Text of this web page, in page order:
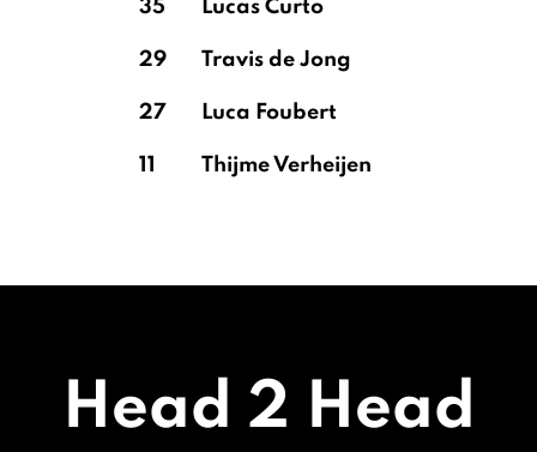
35 Lucas Curto
29 Travis de Jong
27 Luca Foubert
11 Thijme Verheijen
Head 2 Head